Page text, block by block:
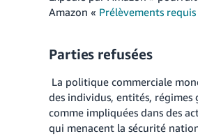
Amazon « Prélèvements
Parties refusées
La politique commerciale
des individus, entités, régimes
comme impliquées dans des
qui menacent la sécurité